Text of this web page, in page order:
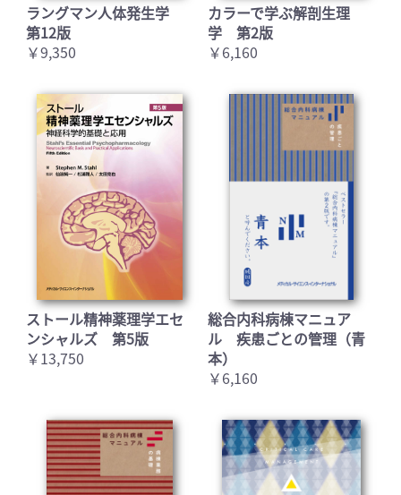
カートへ進む
ラングマン人体発生学
第12版
￥9,350
カラーで学ぶ解剖生理
学 第2版
￥6,160
ストール精神薬理学エセ
ンシャルズ 第5版
￥13,750
総合内科病棟マニュア
ル 疾患ごとの管理（青
本）
￥6,160